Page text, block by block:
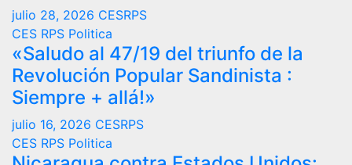
julio 28, 2026 CESRPS
CES RPS Politica
«Saludo al 47/19 del triunfo de la
Revolución Popular Sandinista :
Siempre + allá!»
julio 16, 2026 CESRPS
CES RPS Politica